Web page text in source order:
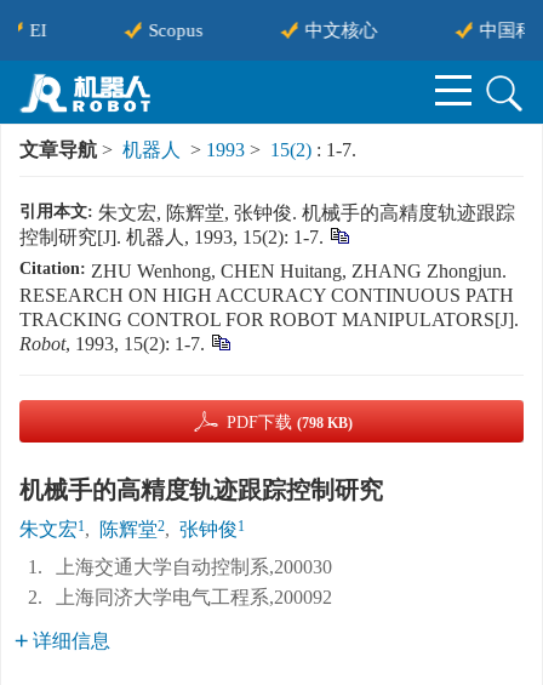
EI Scopus 中文核心 中国科
文章导航 > 机器人 > 1993 > 15(2) : 1-7.
引用本文: 朱文宏, 陈辉堂, 张钟俊. 机械手的高精度轨迹跟踪
控制研究[J]. 机器人, 1993, 15(2): 1-7.
Citation: ZHU Wenhong, CHEN Huitang, ZHANG Zhongjun.
RESEARCH ON HIGH ACCURACY CONTINUOUS PATH
TRACKING CONTROL FOR ROBOT MANIPULATORS[J].
Robot, 1993, 15(2): 1-7.
PDF下载 (798 KB)
机械手的高精度轨迹跟踪控制研究
朱文宏1, 陈辉堂2, 张钟俊1
1.
上海交通大学自动控制系,200030
2.
上海同济大学电气工程系,200092
详细信息